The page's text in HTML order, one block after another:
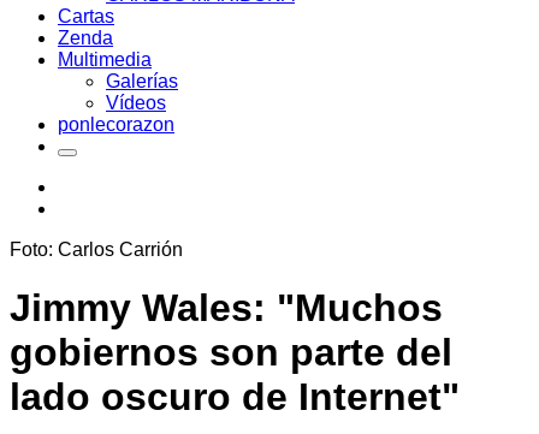
Cartas
Zenda
Multimedia
Galerías
Vídeos
ponlecorazon
Foto: Carlos Carrión
Jimmy Wales: "Muchos
gobiernos son parte del
lado oscuro de Internet"